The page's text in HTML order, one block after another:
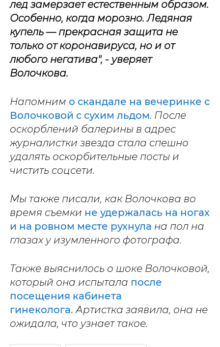
лед замерзает естественным образом.
Особенно, когда морозно. Ледяная
купель — прекрасная защита не
только от коронавируса, но и от
любого негатива", - уверяет
Волочкова.
Напомним о скандале на вечеринке с
Волочковой с сухим льдом. После
оскорблений балерины в адрес
журналистки звезда стала спешно
удалять оскорбительные посты и
чистить соцсети.
Мы также писали, как Волочкова во
время съемки не удержалась на ногах
и на ровном месте рухнула на пол на
глазах у изумленного фотографа.
Также выяснилось о шоке Волочковой,
который она испытала после
посещения кабинета
гинеколога.Артистка заявила, она не
ожидала, что узнает такое.